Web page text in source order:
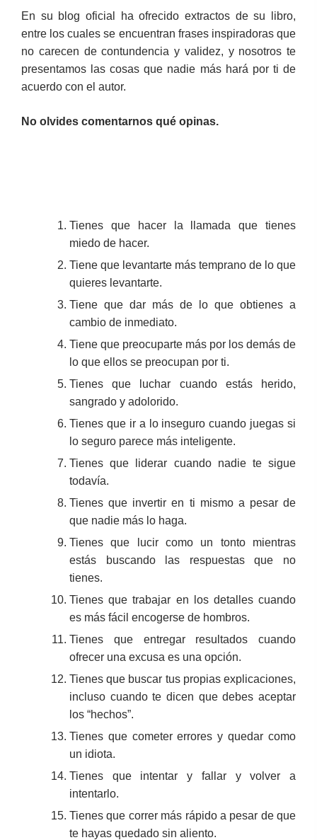
En su blog oficial ha ofrecido extractos de su libro,
entre los cuales se encuentran frases inspiradoras que
no carecen de contundencia y validez, y nosotros te
presentamos las cosas que nadie más hará por ti de
acuerdo con el autor.
No olvides comentarnos qué opinas.
Tienes que hacer la llamada que tienes
miedo de hacer.
Tiene que levantarte más temprano de lo que
quieres levantarte.
Tiene que dar más de lo que obtienes a
cambio de inmediato.
Tiene que preocuparte más por los demás de
lo que ellos se preocupan por ti.
Tienes que luchar cuando estás herido,
sangrado y adolorido.
Tienes que ir a lo inseguro cuando juegas si
lo seguro parece más inteligente.
Tienes que liderar cuando nadie te sigue
todavía.
Tienes que invertir en ti mismo a pesar de
que nadie más lo haga.
Tienes que lucir como un tonto mientras
estás buscando las respuestas que no
tienes.
Tienes que trabajar en los detalles cuando
es más fácil encogerse de hombros.
Tienes que entregar resultados cuando
ofrecer una excusa es una opción.
Tienes que buscar tus propias explicaciones,
incluso cuando te dicen que debes aceptar
los “hechos”.
Tienes que cometer errores y quedar como
un idiota.
Tienes que intentar y fallar y volver a
intentarlo.
Tienes que correr más rápido a pesar de que
te hayas quedado sin aliento.